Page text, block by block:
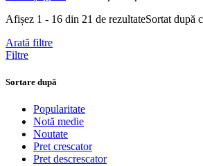
Afișez 1 - 16 din 21 de rezultateSortat după
Arată filtre
Filtre
Sortare după
Popularitate
Notă medie
Noutate
Pret crescator
Pret descrescator